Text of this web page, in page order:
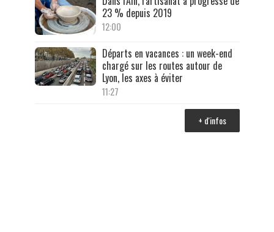
23 % depuis 2019
12:00
Départs en vacances : un week-end
chargé sur les routes autour de
Lyon, les axes à éviter
11:27
+ d'infos